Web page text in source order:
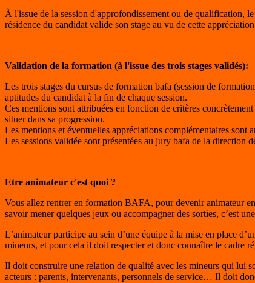
À l'issue de la session d'approfondissement ou de qualification,
résidence du candidat valide son stage au vu de cette
Validation de la formation (à l'issue des trois stages validés):
Les trois stages du cursus de formation bafa (session de
aptitudes du candidat à la fin de chaque session.
Ces mentions sont attribuées en fonction de critères
situer dans sa progression.
Les mentions et éventuelles appréciations complémentaires sont
Les sessions validée sont présentées au jury bafa de la
Etre animateur c'est quoi ?
Vous allez rentrer en formation BAFA, pour devenir animateur
savoir mener quelques jeux ou accompagner des sorties, c’est
L’animateur participe au sein d’une équipe à la mise en place
mineurs, et pour cela il doit respecter et donc connaître le cadre
Il doit construire une relation de qualité avec les mineurs qui lui
acteurs : parents, intervenants, personnels de service… Il doit